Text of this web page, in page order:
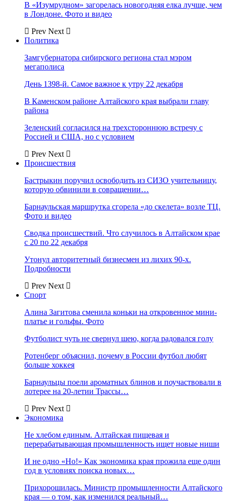
В «Изумрудном» загорелась новогодняя елка лучше, чем
в Лондоне. Фото и видео
Prev Next
Политика
Замгубернатора сибирского региона стал мэром
мегаполиса
День 1398-й. Самое важное к утру 22 декабря
В Каменском районе Алтайского края выбрали главу
района
Зеленский согласился на трехстороннюю встречу с
Россией и США, но с условием
Prev Next
Происшествия
Бастрыкин поручил освободить из СИЗО учительницу,
которую обвинили в совращении…
Барнаульская маршрутка сгорела «до скелета» возле ТЦ.
Фото и видео
Сводка происшествий. Что случилось в Алтайском крае
с 20 по 22 декабря
Утонул авторитетный бизнесмен из лихих 90-х.
Подробности
Prev Next
Спорт
Алина Загитова сменила коньки на откровенное мини-
платье и гольфы. Фото
Футболист чуть не свернул шею, когда радовался голу
Ротенберг объяснил, почему в России футбол любят
больше хоккея
Барнаульцы поели ароматных блинов и поучаствовали в
лотерее на 20-летии Трассы…
Prev Next
Экономика
Не хлебом единым. Алтайская пищевая и
перерабатывающая промышленность ищет новые ниши
И не одно «Но!» Как экономика края прожила еще один
год в условиях поиска новых…
Прихорошилась. Министр промышленности Алтайского
края — о том, как изменился реальный…